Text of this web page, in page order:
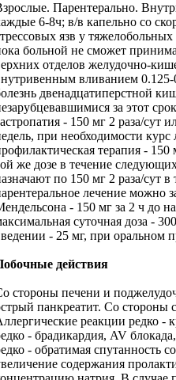
Парентерально.
6-8ч; в/в капельно со
язв у
больной не сможет
отделов желудочно-
вливанием 0.125-
двенадцатиперстной
за этот
- 150 мг 2 раза/сут
при необходимости
терапия -
же дозе в течение
по 150 мг 2 раза/сут
лечение можно
- 150 мг за 2 ч до
суточная доза -
- 25 мг, при оральном
действия
стороны печени и
панкреатит. Со стороны
реакции редко -
- брадикардия, AV
- обратимая спутанность
содержания